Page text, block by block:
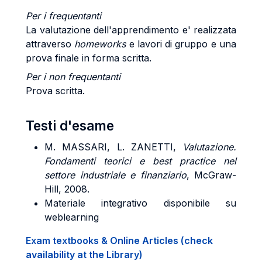
Per i frequentanti
La valutazione dell'apprendimento e' realizzata
attraverso homeworkse lavori di gruppo e una
prova finale in forma scritta.
Per i non frequentanti
Prova scritta.
Testi d'esame
M. MASSARI, L. ZANETTI,
Valutazione.
Fondamenti teorici e best practice nel
settore industriale e finanziario, McGraw-
Hill, 2008.
Materiale integrativo disponibile su
weblearning
Exam textbooks & Online Articles (check
availability at the Library)